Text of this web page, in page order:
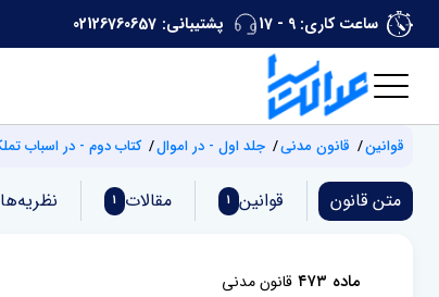
ساعت کاری: 9 - 17 پشتیبانی: 02126760657
قوانین قانون مدنی جلد اول - در اموال کتاب دوم - در اسباب
متن قانون قوانین 1 مقالات 1
ماده ۴۷۳ قانون مدنی